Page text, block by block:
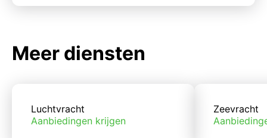
Meer diensten
Luchtvracht
Aanbiedingen krijgen
Zeevracht